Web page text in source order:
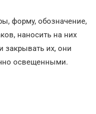
форму, обозначение,
наносить на них
закрывать их, они
освещенными.